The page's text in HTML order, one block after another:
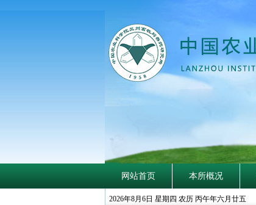
索 钩
网站首页 本所概况
2026年8月6日 星期四 农历 丙午年六月廿五